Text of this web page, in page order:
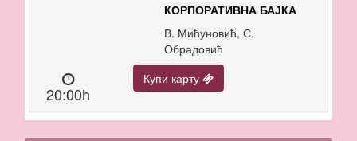
КОРПОРАТИВНА БАЈКА
В. Мићуновић, С.
Обрадовић
20:00h
Купи карту